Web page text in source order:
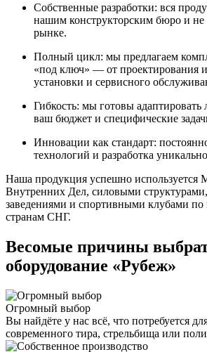
Собственные разработки: вся
нашим конструкторским бюро и не
рынке.
Полный цикл: мы предлагаем
«под ключ» — от проектирования
установки и сервисного
Гибкость: мы готовы
ваш бюджет и специфические
Инновации как стандарт:
технологий и разработка
Наша продукция успешно используется
Внутренних Дел, силовыми
заведениями и спортивными клубами по
странам СНГ.
Весомые причины
оборудование «Рубеж»
Огромный выбор
Вы найдёте у нас всё, что потребуется
современного тира, стрельбища или